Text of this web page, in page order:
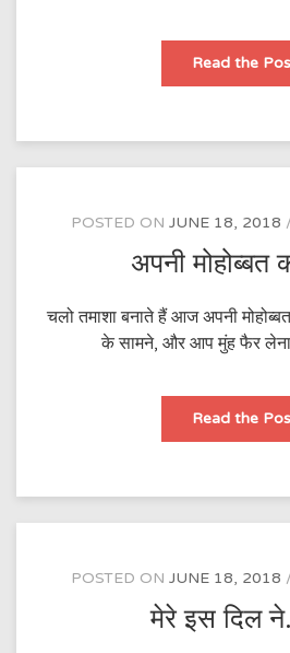
Read the
POSTED ON JUNE 18, 2018
अपनी
चलो तमाशा बनाते हैं आज अपनी
के सामने, और आप मुंह फैर
Read the
POSTED ON JUNE 18, 2018
मेरे इस दिल